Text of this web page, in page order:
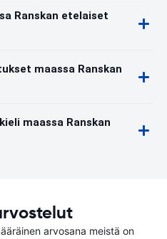
Ranskan etelaiset
maassa Ranskan
maassa Ranskan
arvosana meistä on